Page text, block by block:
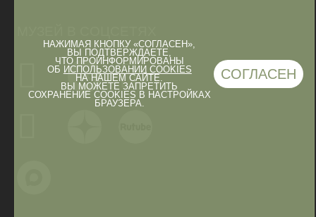
НАЖИМАЯ КНОПКУ «СОГЛАСЕН»,
ВЫ ПОДТВЕРЖДАЕТЕ,
ЧТО ПРОИНФОРМИРОВАНЫ
ОБ ИСПОЛЬЗОВАНИИ COOKIES
НА НАШЕМ САЙТЕ.
ВЫ МОЖЕТЕ ЗАПРЕТИТЬ
СОХРАНЕНИЕ COOKIES В НАСТРОЙКАХ
БРАУЗЕРА.
СОГЛАСЕН